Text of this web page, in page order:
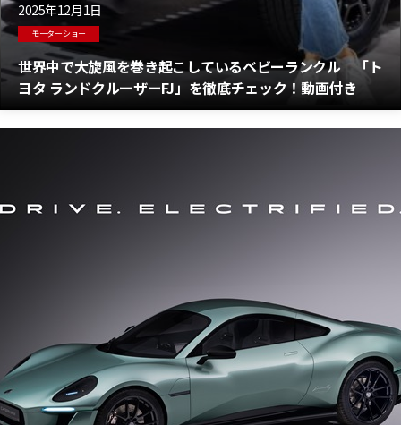
2025年12月1日
モーターショー
世界中で大旋風を巻き起こしているベビーランクル 「ト
ヨタ ランドクルーザーFJ」を徹底チェック！動画付き